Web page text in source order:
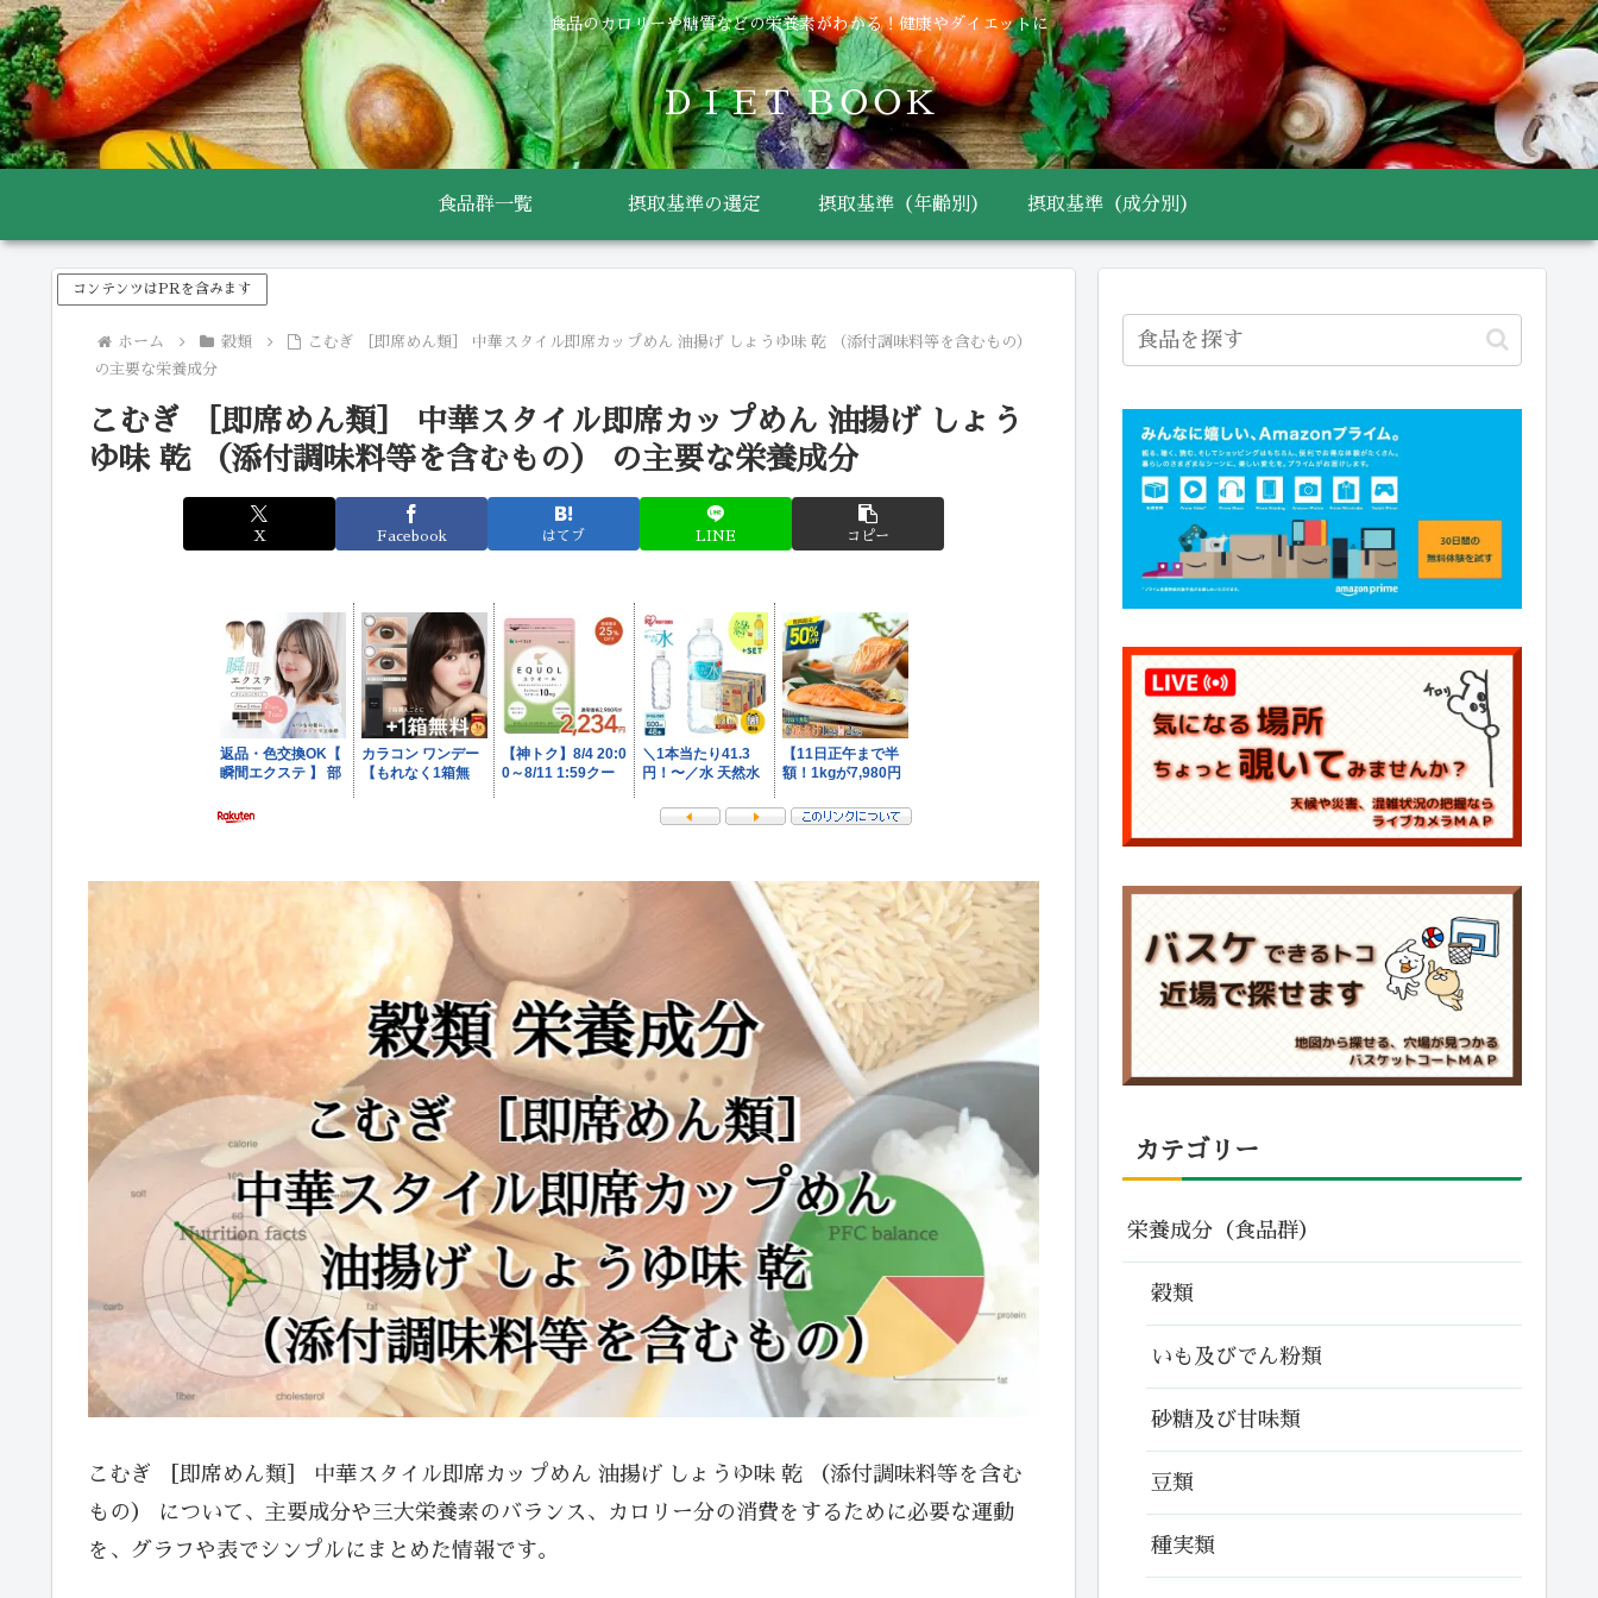
食品のカロリーや糖質などの栄養素がわかる！健康やダイエットに
ＤＩＥＴ ＢＯＯＫ
食品群一覧 摂取基準の選定 摂取基準（年齢別） 摂取基準（成分別）
コンテンツはPRを含みます
ホーム 穀類
こむぎ ［即席めん類］ 中華スタイル即席カップめん 油揚げ しょうゆ味 乾 （添付調味料等を含むもの）
の主要な栄養成分
こむぎ ［即席めん類］ 中華スタイル即席カップめん 油揚げ しょう
ゆ味 乾 （添付調味料等を含むもの） の主要な栄養成分
X Facebook はてブ LINE コピー
こむぎ ［即席めん類］ 中華スタイル即席カップめん 油揚げ しょうゆ味 乾 （添付調味料等を含む
もの） について、主要成分や三大栄養素のバランス、カロリー分の消費をするために必要な運動
を、グラフや表でシンプルにまとめた情報です。
カテゴリー
栄養成分（食品群）
穀類
いも及びでん粉類
砂糖及び甘味類
豆類
種実類